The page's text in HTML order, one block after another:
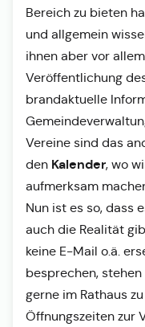
Bereich zu bieten
und allgemein
ihnen aber vor
Veröffentlichung
brandaktuelle
Vereine sind das
den Kalender, wo
aufmerksam
Nun ist es so, dass
auch die Realität
keine E-Mail o.ä.
besprechen,
gerne im Rathaus
Öffnungszeiten zur